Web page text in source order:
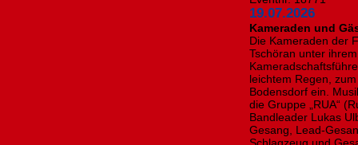
19.07.2026
Kameraden und
Die Kameraden der
Tschöran unter
leichtem Regen,
Bodensdorf ein.
die Gruppe „RUA“
Bandleader Lukas
Gesang, Lead-